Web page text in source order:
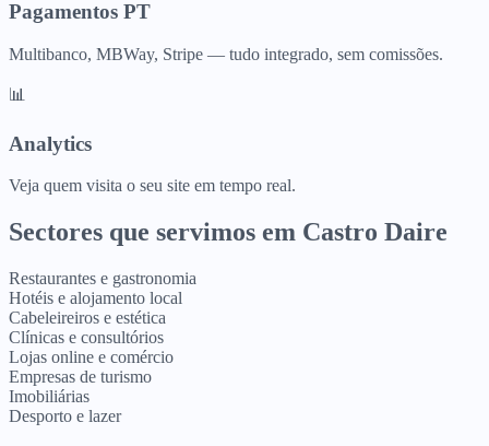
Pagamentos PT
Multibanco, MBWay, Stripe — tudo integrado, sem comissões.
📊
Analytics
Veja quem visita o seu site em tempo real.
Sectores que servimos em Castro Daire
Restaurantes e gastronomia
Hotéis e alojamento local
Cabeleireiros e estética
Clínicas e consultórios
Lojas online e comércio
Empresas de turismo
Imobiliárias
Desporto e lazer